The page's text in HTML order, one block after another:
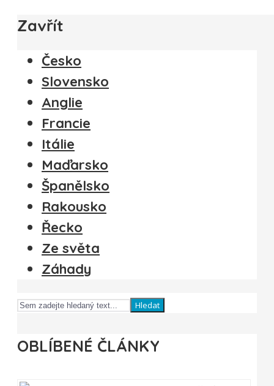
Zavřít
Česko
Slovensko
Anglie
Francie
Itálie
Maďarsko
Španělsko
Rakousko
Řecko
Ze světa
Záhady
Hledat
OBLÍBENÉ ČLÁNKY